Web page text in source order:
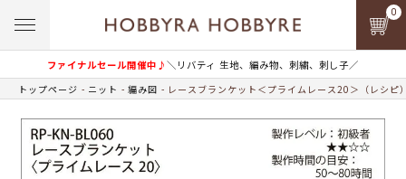
ファイナルセール開催中♪＼リバティ 生地、編み物、刺繍、刺し子／
0
トップページ ニット 編み図 レースブランケット＜プライムレース20＞（レシピ